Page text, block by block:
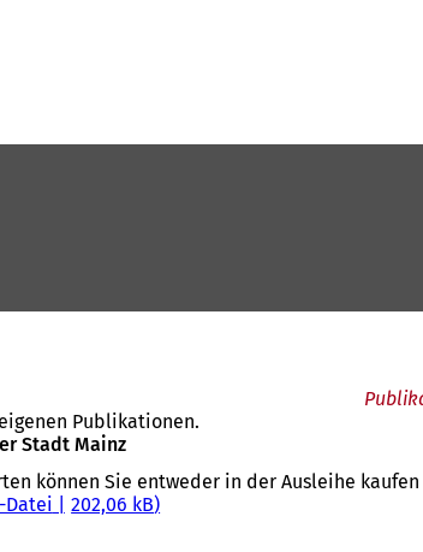
Publikationen.
Stadt Mainz
können Sie entweder in der Ausleihe
Datei
202,06 kB